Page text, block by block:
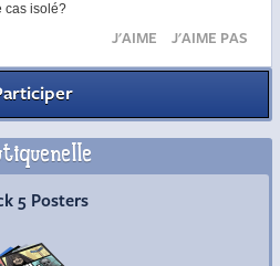
cas isolé?
J'AIME J'AIME PAS
5 Posters